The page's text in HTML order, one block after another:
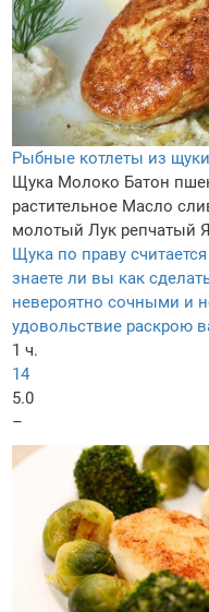
Рыбные котлеты из щуки
Щука Молоко Батон
растительное Масло
молотый Лук репчатый
Щука по праву
знаете ли вы как
невероятно сочными и
удовольствие раскрою
1 ч.
14
5.0
–